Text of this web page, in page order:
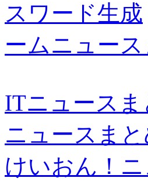
スワード生成
ームニュー
ITニュースま
ニュースまと
けいおん！